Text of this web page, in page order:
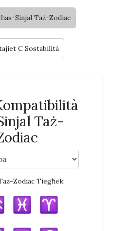
Sinjal Taż-Zodiac
C Sostabilità
Taż-
Zodiac Tiegħek: